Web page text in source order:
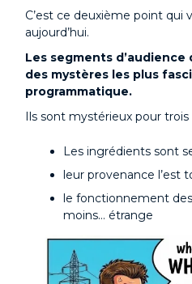
C’est ce deuxième point qui
aujourd’hui.
Les segments d’audience
des mystères les plus
programmatique.
Ils sont mystérieux pour trois
Les ingrédients sont
leur provenance l’est
le fonctionnement
moins… étrange